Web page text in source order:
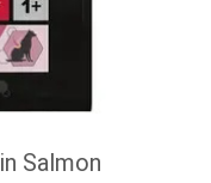
Salmon